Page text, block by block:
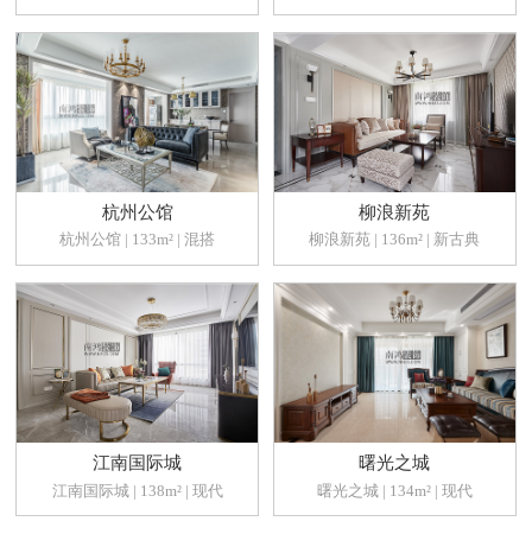
杭州公馆
杭州公馆 | 133m² | 混搭
柳浪新苑
柳浪新苑 | 136m² | 新古典
江南国际城
江南国际城 | 138m² | 现代
曙光之城
曙光之城 | 134m² | 现代